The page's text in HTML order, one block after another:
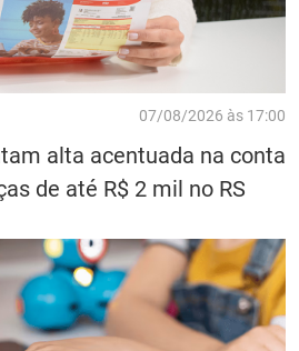
07/08/2026 às 17:00
alta acentuada na conta
de até R$ 2 mil no RS